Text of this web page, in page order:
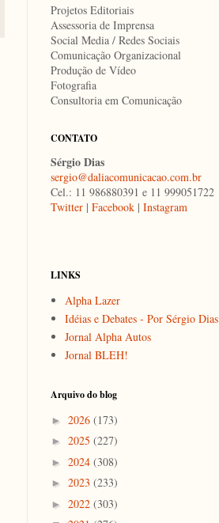
Projetos Editoriais
Assessoria de Imprensa
Social Media / Redes Sociais
Comunicação Organizacional
Produção de Vídeo
Fotografia
Consultoria em Comunicação
CONTATO
Sérgio Dias
sergio@daliacomunicacao.com.br
Cel.: 11 986880391 e 11 999051722
Twitter | Facebook | Instagram
LINKS
Alpha Lazer
Idéias e Debates - Por Sérgio Dias
Jornal Alpha Autos
Jornal BLEH!
Arquivo do blog
► 2026 (173)
► 2025 (227)
► 2024 (308)
► 2023 (233)
► 2022 (303)